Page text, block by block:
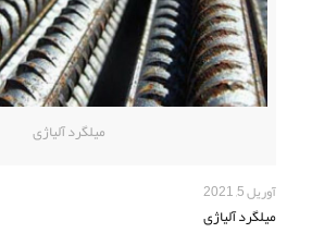
میلگرد آلیاژی
آوریل 5, 2021
میلگرد آلیاژی